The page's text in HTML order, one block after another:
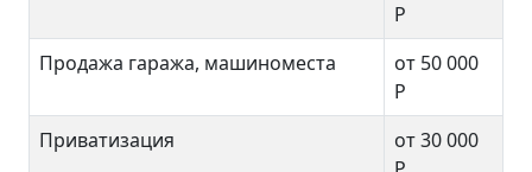
Р
Продажа гаража, машиноместа
от 50 000
Р
Приватизация
от 30 000